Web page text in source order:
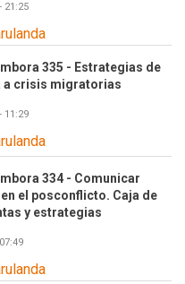
21:25
335 - Estrategias de
a crisis migratorias
11:29
334 - Comunicar
el posconflicto. Caja de
y estrategias